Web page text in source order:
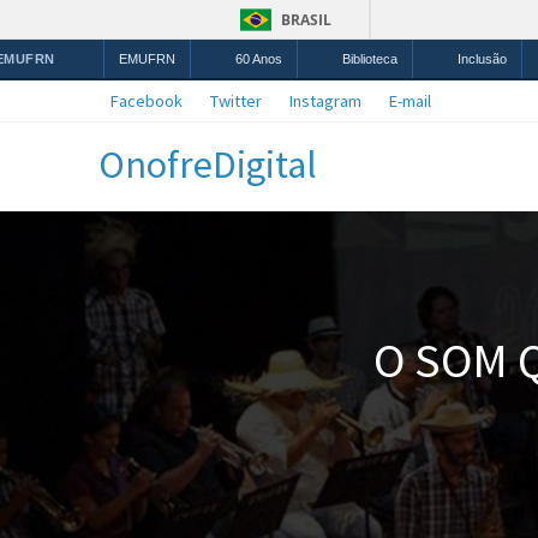
BRASIL
EMUFRN 60 Anos Biblioteca Inclusão
Facebook Twitter Instagram E-mail
OnofreDigital
O SOM